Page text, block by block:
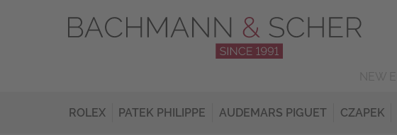
ROLEX PATEK PHILIPPE AUDEMARS PIGUET CZAPEK